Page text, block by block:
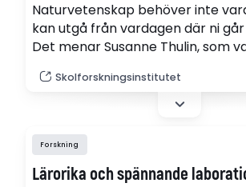
Naturvetenskap behöver inte
kan utgå från vardagen där ni
Det menar Susanne Thulin, som
Undersöka, utforska och lära
– undervisning i förskolan.
Skolforskningsinstitutet
Forskning
Lärorika och spännande